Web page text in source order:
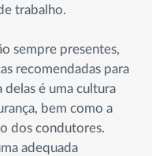
trabalho.
sempre presentes,
recomendadas para
delas é uma cultura
bem como a
dos condutores.
adequada